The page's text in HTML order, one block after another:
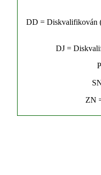
DD = Diskvalifikován
DJ =
ZN